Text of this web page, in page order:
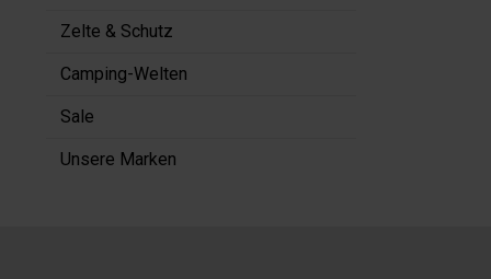
Zelte & Schutz
Camping-Welten
Sale
Unsere Marken